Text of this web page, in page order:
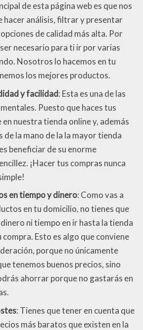
de esta página web es que nos
hacer análisis, filtrar y presentar
de calidad más alta. Por
necesario para ti ir por varias
Nosotros lo hacemos en tu
los mejores productos.
y facilidad: Esta es una de las
Puesto que haces tus
en nuestra tienda online y, además
de la mano de la la mayor tienda
beneficiar de su enorme
¡Hacer tus compras nunca
en tiempo y dinero: Como vas a
en tu domicilio, no tienes que
ni tiempo en ir hasta la tienda
Esto es algo que conviene
porque no únicamente
tenemos buenos precios, sino
ahorrar porque no gastarás en
: Tienes que tener en cuenta que
más baratos que existen en la